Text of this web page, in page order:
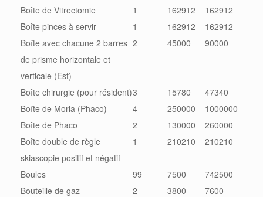
Boîte de Vitrectomie
1 162912
162912
Boîte pinces à servir
1 162912
162912
Boîte avec chacune 2 barres
de prisme horizontale et
verticale (Est)
2 45000 90000
Boîte chirurgie (pour résident)3 15780
47340
Boîte de Moria (Phaco)
4 250000
1000000
Boîte de Phaco
2 130000
260000
Boîte double de règle
skiascopie positif et négatif
1 210210 210210
Boules 99 7500
742500
Bouteille de gaz
2 3800
7600